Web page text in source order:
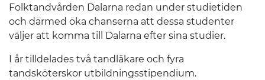
Folktandvården Dalarna redan under studietiden
och därmed öka chanserna att dessa studenter
väljer att komma till Dalarna efter sina studier.
I år tilldelades två tandläkare och fyra
tandsköterskor utbildningsstipendium.